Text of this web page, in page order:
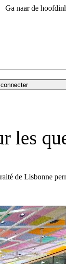
Ga naar de
les
de Lisbonne